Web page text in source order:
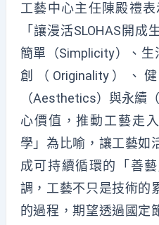
工藝中心主任陳殿禮
「讓漫活SLOHAS開
簡單（Simplicity）、
創（Originality）、
（Aesthetics）與永續
心價值，推動工藝走
學」為比喻，讓工藝如
成可持續循環的「善
調，工藝不只是技術的
的過程，期望透過國定